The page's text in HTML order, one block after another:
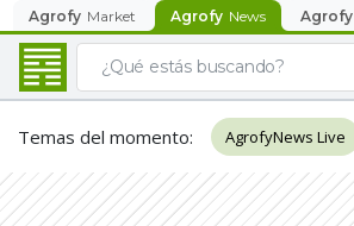
Agrofy Market Agrofy News Agrofy
Temas del momento: AgrofyNews Live